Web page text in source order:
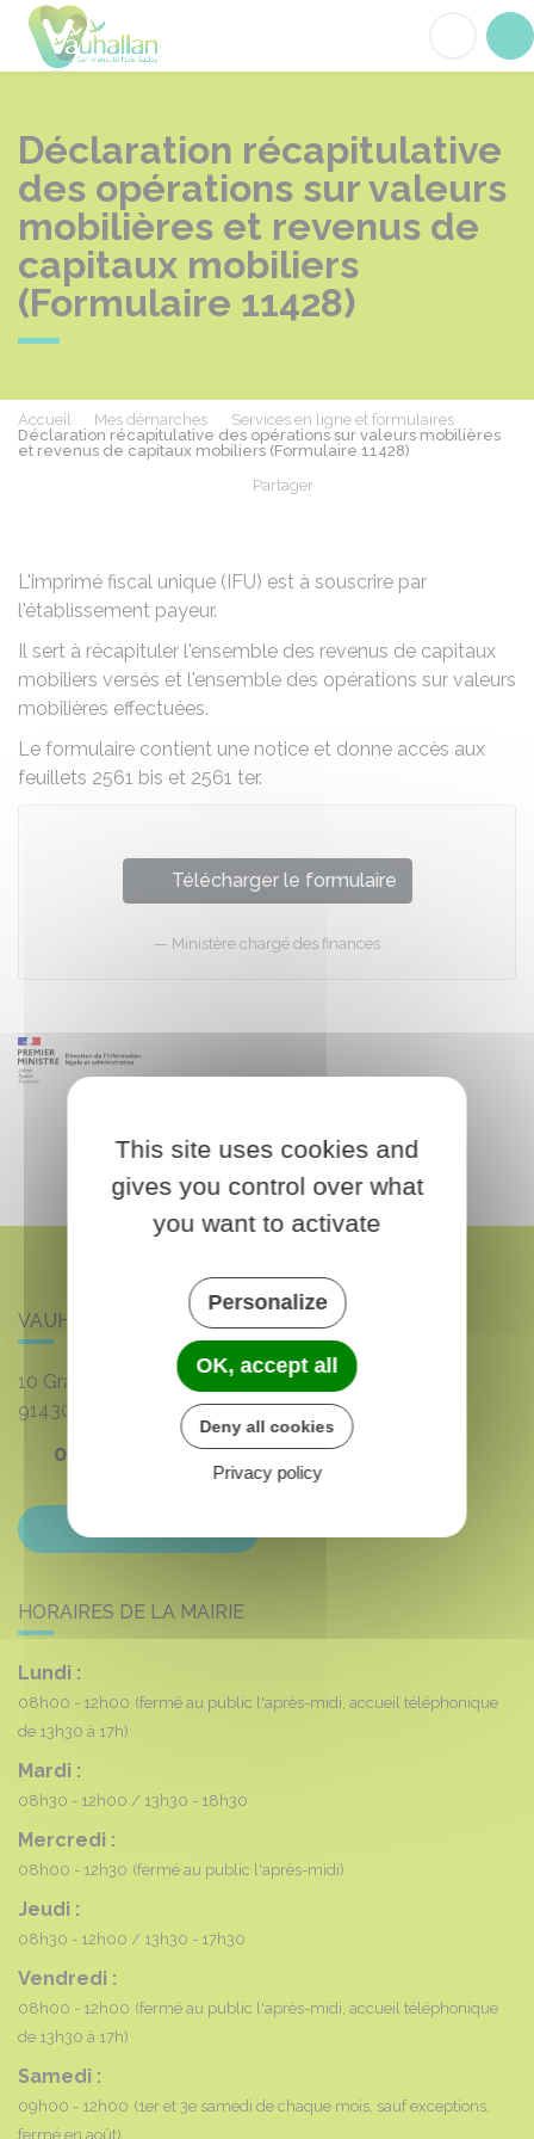
Déclaration récapitulative
des opérations sur valeurs
mobilières et revenus de
capitaux mobiliers
(Formulaire 11428)
Accueil Mes démarches
Services en ligne et formulaires
Déclaration récapitulative des opérations sur valeurs mobilières
et revenus de capitaux mobiliers (Formulaire 11428)
Partager
L'imprimé fiscal unique (IFU) est à souscrire par
l'établissement payeur.
Il sert à récapituler l'ensemble des revenus de capitaux
mobiliers versés et l'ensemble des opérations sur valeurs
mobilières effectuées.
Le formulaire contient une notice et donne accès aux
feuillets 2561 bis et 2561 ter.
Télécharger le formulaire
Ministère chargé des finances
VAUHALLAN
10 Grande rue du 8 mai 1945
91430
VAUHALLAN
01 69 35 53 00
Contactez-nous
HORAIRES DE LA MAIRIE
Lundi :
08h00 - 12h00 (fermé au public l'après-midi, accueil téléphonique
de 13h30 à 17h)
Mardi :
08h30 - 12h00 13h30 - 18h30
Mercredi :
08h00 - 12h30 (fermé au public l'après-midi)
Jeudi :
08h30 - 12h00 13h30 - 17h30
Vendredi :
08h00 - 12h00 (fermé au public l'après-midi, accueil téléphonique
de 13h30 à 17h)
Samedi :
09h00 - 12h00 (1er et 3e samedi de chaque mois, sauf exceptions,
fermé en août)
This site uses cookies and
gives you control over what
you want to activate
Personalize
OK, accept all
Deny all cookies
Privacy policy